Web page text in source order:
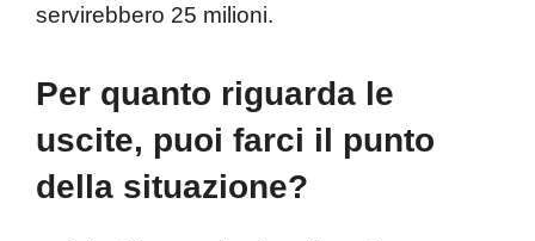
servirebbero 25 milioni.
Per quanto riguarda le
uscite, puoi farci il punto
della situazione?